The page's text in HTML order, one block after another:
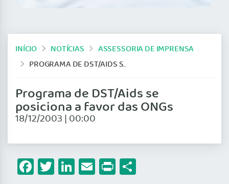
INÍCIO NOTÍCIAS
ASSESSORIA DE IMPRENSA
PROGRAMA DE DST/AIDS SE POSICIONA A FAVOR DAS ONGS
Programa de DST/Aids se
posiciona a favor das ONGs
18/12/2003 | 00:00
Facebook
Twitter
LinkedIn
Email
Print